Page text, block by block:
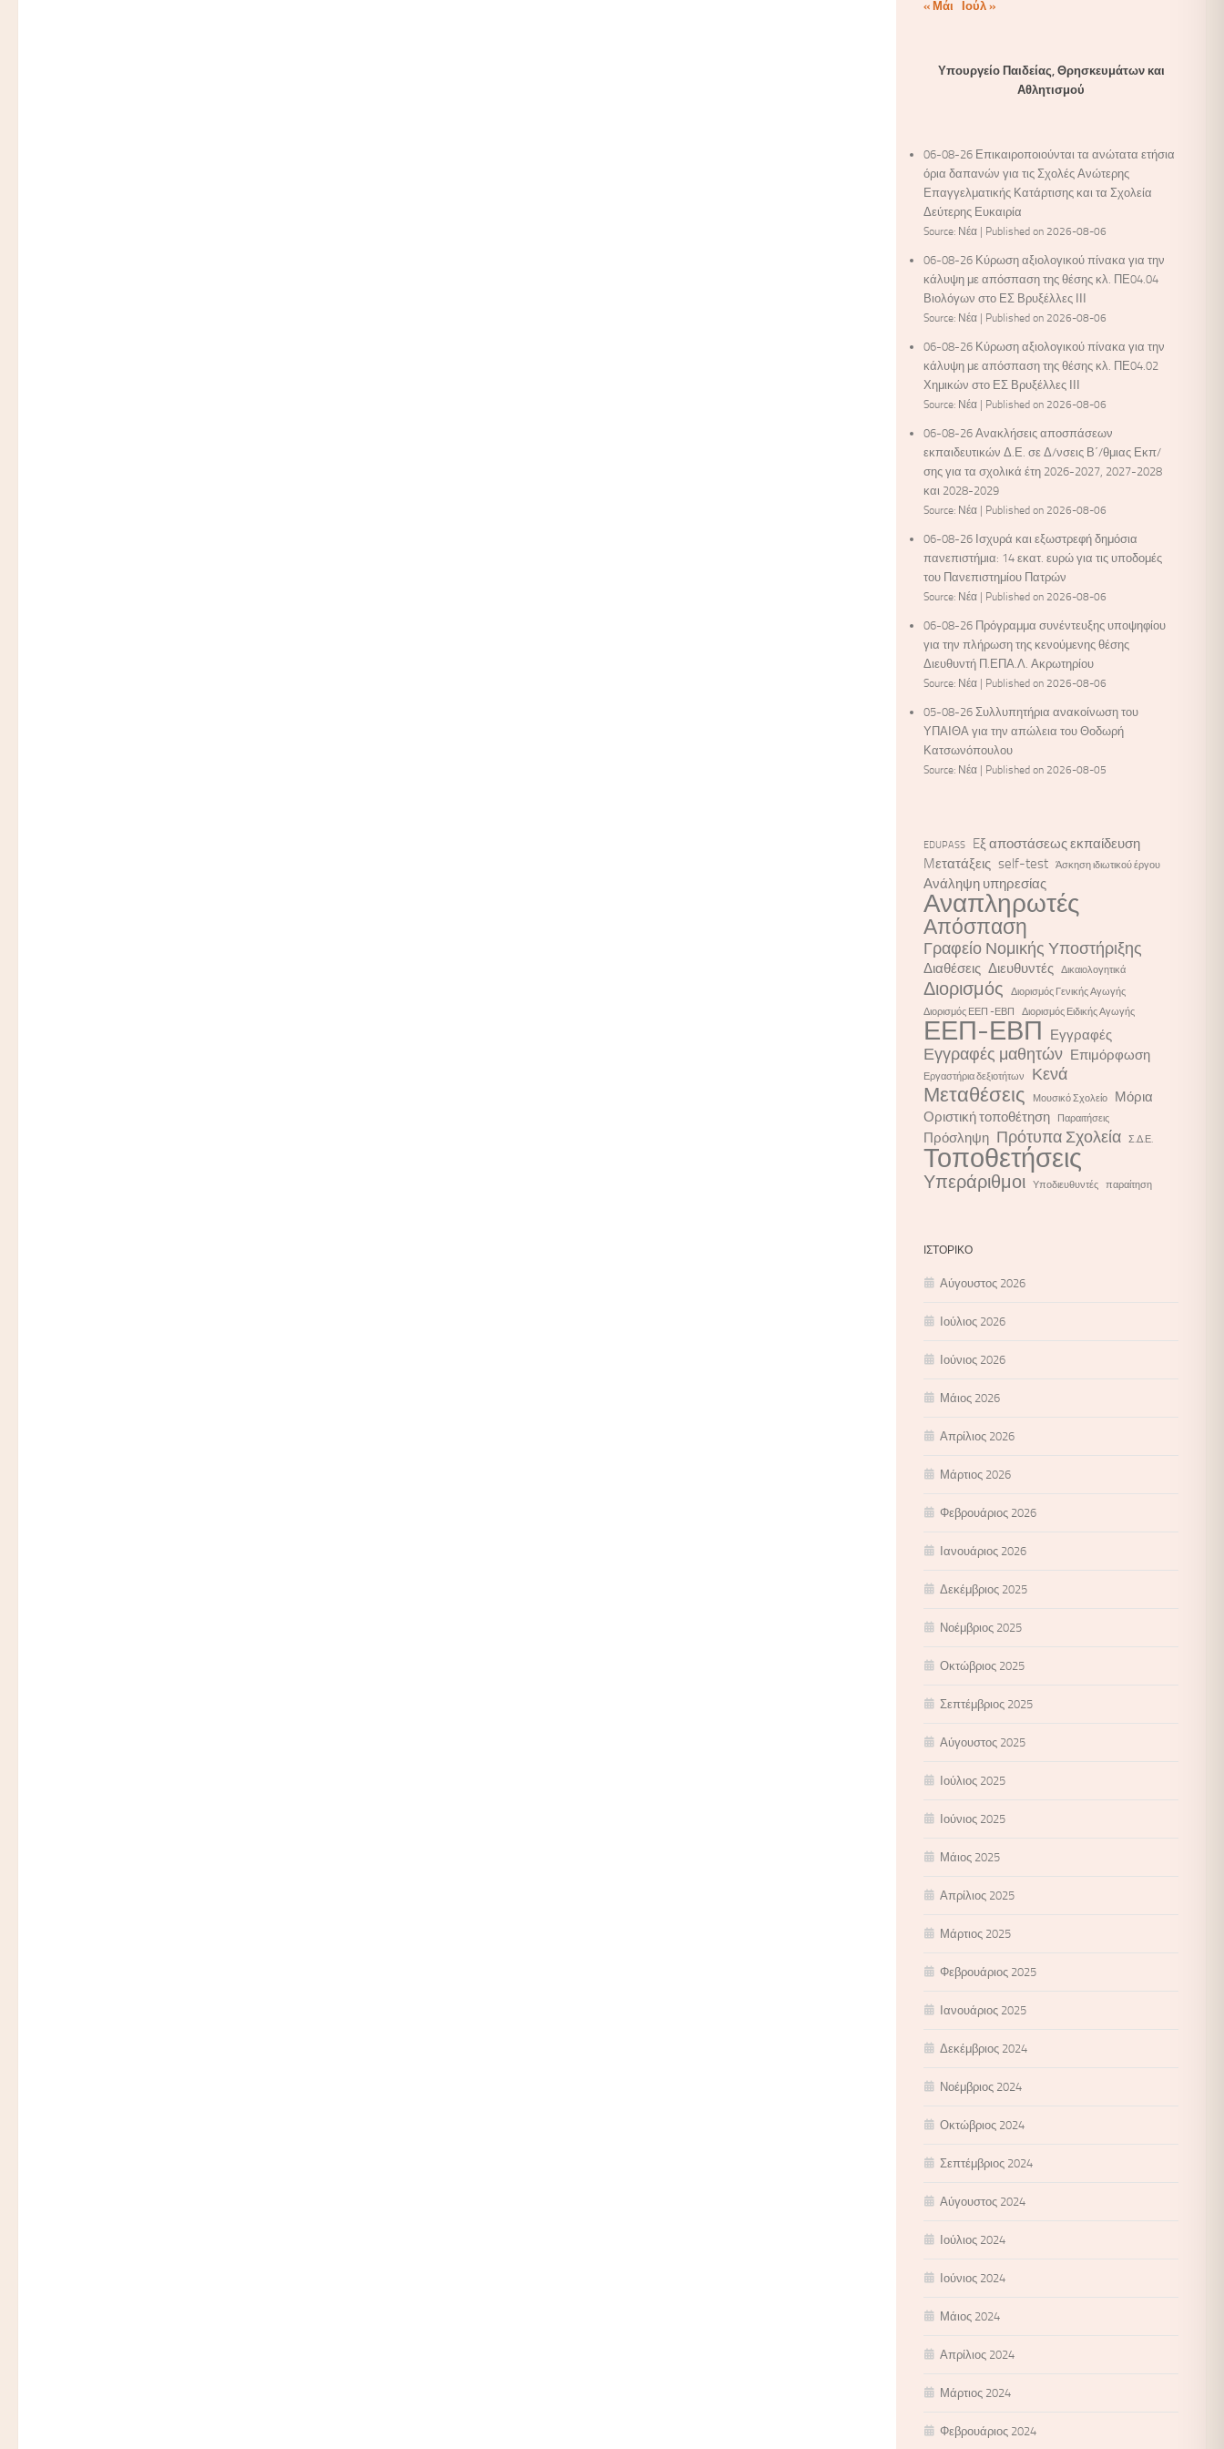
« Μάι
Ιούλ »
Υπουργείο Παιδείας, Θρησκευμάτων και
Αθλητισμού
06-08-26 Επικαιροποιούνται τα ανώτατα ετήσια
όρια δαπανών για τις Σχολές Ανώτερης
Επαγγελματικής Κατάρτισης και τα Σχολεία
Δεύτερης Ευκαιρία
Source: Νέα Published on 2026-08-06
06-08-26 Κύρωση αξιολογικού πίνακα για την
κάλυψη με απόσπαση της θέσης κλ. ΠΕ04.04
Βιολόγων στο ΕΣ Βρυξέλλες ΙΙΙ
Source: Νέα Published on 2026-08-06
06-08-26 Κύρωση αξιολογικού πίνακα για την
κάλυψη με απόσπαση της θέσης κλ. ΠΕ04.02
Χημικών στο ΕΣ Βρυξέλλες ΙΙΙ
Source: Νέα Published on 2026-08-06
06-08-26 Ανακλήσεις αποσπάσεων
εκπαιδευτικών Δ.Ε. σε Δ/νσεις Β΄/θμιας Εκπ/
σης για τα σχολικά έτη 2026-2027, 2027-2028
και 2028-2029
Source: Νέα Published on 2026-08-06
06-08-26 Ισχυρά και εξωστρεφή δημόσια
πανεπιστήμια: 14 εκατ. ευρώ για τις υποδομές
του Πανεπιστημίου Πατρών
Source: Νέα Published on 2026-08-06
06-08-26 Πρόγραμμα συνέντευξης υποψηφίου
για την πλήρωση της κενούμενης θέσης
Διευθυντή Π.ΕΠΑ.Λ. Ακρωτηρίου
Source: Νέα Published on 2026-08-06
05-08-26 Συλλυπητήρια ανακοίνωση του
ΥΠΑΙΘΑ για την απώλεια του Θοδωρή
Κατσωνόπουλου
Source: Νέα Published on 2026-08-05
EDUPASS
Eξ αποστάσεως εκπαίδευση
Mετατάξεις self-test Άσκηση ιδιωτικού έργου
Ανάληψη υπηρεσίας
Αναπληρωτές
Απόσπαση
Γραφείο Νομικής Υποστήριξης
Διαθέσεις Διευθυντές Δικαιολογητικά
Διορισμός
Διορισμός Γενικής Αγωγής
Διορισμός ΕΕΠ -ΕΒΠ
Διορισμός Ειδικής Αγωγής
ΕΕΠ-ΕΒΠ Εγγραφές
Εγγραφές μαθητών Επιμόρφωση
Εργαστήρια δεξιοτήτων Κενά
Μεταθέσεις Μουσικό Σχολείο
Μόρια
Οριστική τοποθέτηση
Παραιτήσεις
Πρόσληψη Πρότυπα Σχολεία Σ.Δ.Ε.
Τοποθετήσεις
Υπεράριθμοι Υποδιευθυντές παραίτηση
ΙΣΤΟΡΙΚΌ
Αύγουστος 2026
Ιούλιος 2026
Ιούνιος 2026
Μάιος 2026
Απρίλιος 2026
Μάρτιος 2026
Φεβρουάριος 2026
Ιανουάριος 2026
Δεκέμβριος 2025
Νοέμβριος 2025
Οκτώβριος 2025
Σεπτέμβριος 2025
Αύγουστος 2025
Ιούλιος 2025
Ιούνιος 2025
Μάιος 2025
Απρίλιος 2025
Μάρτιος 2025
Φεβρουάριος 2025
Ιανουάριος 2025
Δεκέμβριος 2024
Νοέμβριος 2024
Οκτώβριος 2024
Σεπτέμβριος 2024
Αύγουστος 2024
Ιούλιος 2024
Ιούνιος 2024
Μάιος 2024
Απρίλιος 2024
Μάρτιος 2024
Φεβρουάριος 2024